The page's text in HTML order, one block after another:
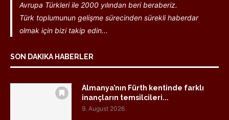
Avrupa Türkleri ile 2000 yılından beri beraberiz.
Türk toplumunun gelişme sürecinden sürekli haberdar
olmak için bizi takip edin...
SON DAKIKA HABERLER
Almanya’nın Fürth kentinde farklı
inançların temsilcileri...
9. August 2026